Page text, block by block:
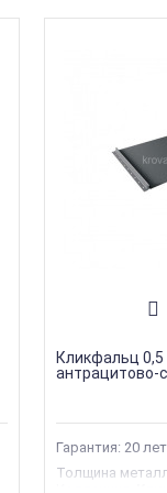
Кликфальц 0,5
антрацитово-
Гарантия: 20 лет
Толщина